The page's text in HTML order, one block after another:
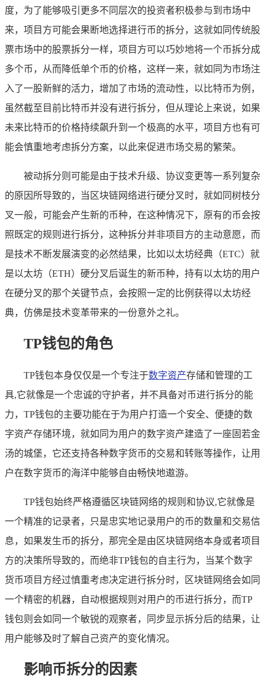
度，为了能够吸引更多不同层次的投资者积极参与到市场中
来，项目方可能会果断地选择进行币的拆分，这就如同传统股
票市场中的股票拆分一样，项目方可以巧妙地将一个币拆分成
多个币，从而降低单个币的价格，这样一来，就如同为市场注
入了一股新鲜的活力，增加了市场的流动性，以比特币为例，
虽然截至目前比特币并没有进行拆分，但从理论上来说，如果
未来比特币的价格持续飙升到一个极高的水平，项目方也有可
能会慎重地考虑拆分方案，以此来促进市场交易的繁荣。
被动拆分则可能是由于技术升级、协议变更等一系列复杂
的原因所导致的，当区块链网络进行硬分叉时，就如同树枝分
叉一般，可能会产生新的币种，在这种情况下，原有的币会按
照既定的规则进行拆分，这种拆分并非项目方的主动意愿，而
是技术不断发展演变的必然结果，比如以太坊经典（ETC）就
是以太坊（ETH）硬分叉后诞生的新币种，持有以太坊的用户
在硬分叉的那个关键节点，会按照一定的比例获得以太坊经
典，仿佛是技术变革带来的一份意外之礼。
TP钱包的角色
TP钱包本身仅仅是一个专注于数字资产存储和管理的工
具,它就像是一个忠诚的守护者，并不具备对币进行拆分的能
力，TP钱包的主要功能在于为用户打造一个安全、便捷的数
字资产存储环境，就如同为用户的数字资产建造了一座固若金
汤的城堡，它还支持各种数字货币的交易和转账等操作，让用
户在数字货币的海洋中能够自由畅快地遨游。
TP钱包始终严格遵循区块链网络的规则和协议,它就像是
一个精准的记录者，只是忠实地记录用户的币的数量和交易信
息，如果发生币的拆分，那完全是由区块链网络本身或者项目
方的决策所导致的，而绝非TP钱包的自主行为，当某个数字
货币项目方经过慎重考虑决定进行拆分时，区块链网络会如同
一个精密的机器，自动根据规则对用户的币进行拆分，而TP
钱包则会如同一个敏锐的观察者，同步显示拆分后的结果，让
用户能够及时了解自己资产的变化情况。
影响币拆分的因素